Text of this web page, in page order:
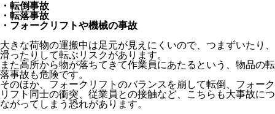
・転倒事故
・転落事故
・フォークリフトや機械の事故
大きな荷物の運搬中は足元が見えにくいので、つまずいたり、
滑ったりして転ぶリスクがあります。
また高所から物が落ちてきて作業員にあたるという、物品の転
落事故も危険です。
そのほか、フォークリフトのバランスを崩して転倒、フォーク
リフト同士の衝突、従業員との接触など、こちらも大事故につ
ながってしまう恐れがあります。